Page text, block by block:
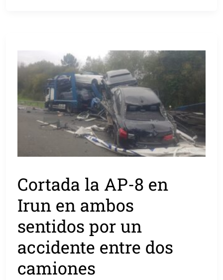
Cortada la AP-8 en
Irun en ambos
sentidos por un
accidente entre dos
camiones